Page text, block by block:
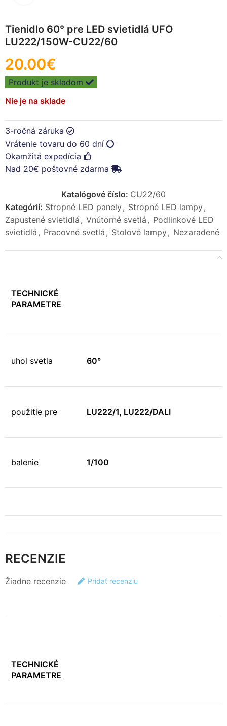
Tienidlo 60° pre LED svietidlá UFO
LU222/150W-CU22/60
20.00€
Produkt je skladom
Nie je na sklade
3-ročná záruka
Vrátenie tovaru do 60 dní
Okamžitá expedícia
Nad 20€ poštovné zdarma
Katalógové číslo: CU22/60
Kategórií: Stropné LED panely, Stropné LED lampy,
Zapustené svietidlá , Vnútorné svetlá , Podlinkové LED
svietidlá , Pracovné svetlá , Stolové lampy, Nezaradené
TECHNICKÉ
PARAMETRE
uhol svetla 60°
použitie pre LU222/1, LU222/DALI
balenie 1/100
RECENZIE
Žiadne recenzie Pridať recenziu
TECHNICKÉ
PARAMETRE